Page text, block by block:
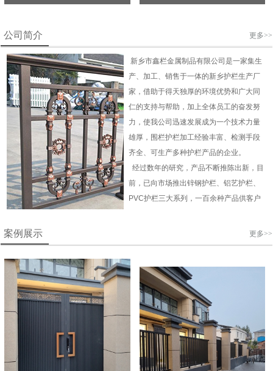
公司简介 更多>>
新乡市鑫栏金属制品有限公司是一家集生
产、加工、销售于一体的新乡护栏生产厂
家，借助于得天独厚的环境优势和广大同
仁的支持与帮助，加上全体员工的奋发努
力，使我公司迅速发展成为一个技术力量
雄厚，围栏护栏加工经验丰富、检测手段
齐全、可生产多种护栏产品的企业。
经过数年的研究，产品不断推陈出新，目
前，已向市场推出锌钢护栏、铝艺护栏、
PVC护栏三大系列，一百余种产品供客户
开发区、居民小区、园林及各类企事业单
位的装饰美化及安全防护工程。
我们自始至终坚持"品质优越、诚信为
本"的企业宗旨，面对日益竞争激烈的市
场，我们会以更高的效率、更高的质量不
断推出新产品，满足广大顾客的需求。我
公司员工团结奋进，将会以严谨的工作作
风，优良的产品质量、完善的服务体系，
赢得了新老客户的信赖和赞誉。我们期待
与五湖四海的广大朋友合作共赢，共谋发
案例展示 更多>>